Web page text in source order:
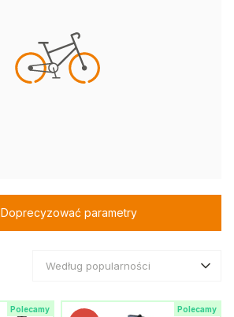
Doprecyzować parametry
Według popularności
Polecamy Polecamy